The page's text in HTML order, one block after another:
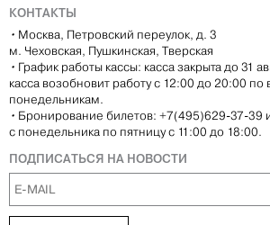
КОНТАКТЫ
• Москва, Петровский переулок, д. 3
м. Чеховская, Пушкинская, Тверская
• График работы кассы: касса закрыта до 31
касса возобновит работу с 12:00 до 20:00 по
понедельникам.
• Бронирование билетов: +7(495)629-37-39
с понедельника по пятницу с 11:00 до 18:00.
ПОДПИСАТЬСЯ НА НОВОСТИ